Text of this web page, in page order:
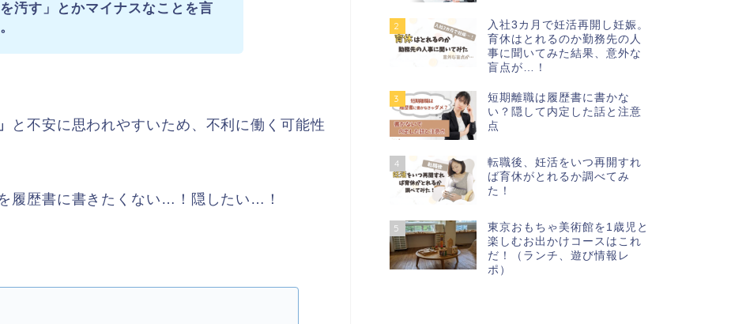
汚す」とかマイナスなことを言
と不安に思われやすいため、不利に働く可能性
履歴書に書きたくない…！隠したい…！
2
入社3カ月で妊活再開し妊娠。
育休はとれるのか勤務先の人
事に聞いてみた結果、意外な
盲点が…！
3
短期離職は履歴書に書かな
い？隠して内定した話と注意
点
4
転職後、妊活をいつ再開すれ
ば育休がとれるか調べてみ
た！
5
東京おもちゃ美術館を1歳児と
楽しむお出かけコースはこれ
だ！（ランチ、遊び情報レ
ポ）